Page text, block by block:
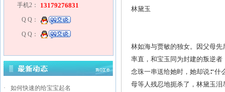
手机2： 13179276831
Q Q：
Q Q：
· 如何快速的给宝宝起名
林黛玉
林如海与贾敏的独女。因父母
率直，和宝玉同为封建的叛逆
念珠一串送给她时，她却说∶“
母等人残忍地扼杀了，林黛玉泪